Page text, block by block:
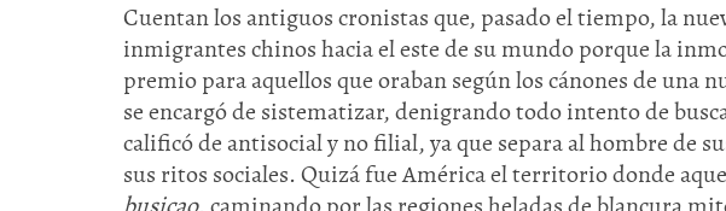
Cuentan los antiguos cronistas que, pasado el tiempo, la
inmigrantes chinos hacia el este de su mundo porque la
premio para aquellos que oraban según los cánones de una
se encargó de sistematizar, denigrando todo intento de
calificó de antisocial y no filial, ya que separa al hombre de
sus ritos sociales. Quizá fue América el territorio donde